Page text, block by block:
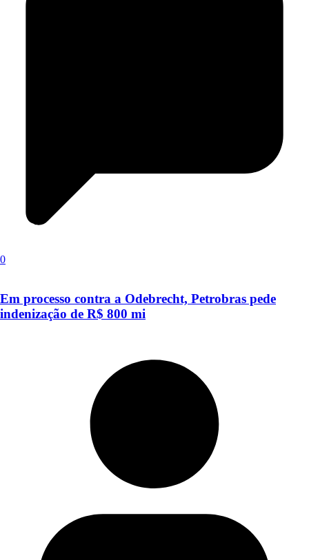
0
Em processo contra a Odebrecht, Petrobras pede
indenização de R$ 800 mi